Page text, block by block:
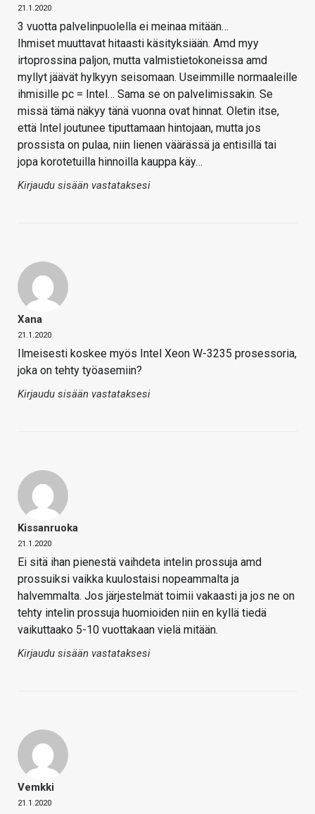
21.1.2020
3 vuotta palvelinpuolella ei meinaa mitään…
Ihmiset muuttavat hitaasti käsityksiään. Amd myy
irtoprossina paljon, mutta valmistietokoneissa amd
myllyt jäävät hylkyyn seisomaan. Useimmille normaaleille
ihmisille pc = Intel… Sama se on palvelimissakin. Se
missä tämä näkyy tänä vuonna ovat hinnat. Oletin itse,
että Intel joutunee tiputtamaan hintojaan, mutta jos
prossista on pulaa, niin lienen väärässä ja entisillä tai
jopa korotetuilla hinnoilla kauppa käy…
Kirjaudu sisään vastataksesi
Xana
21.1.2020
Ilmeisesti koskee myös Intel Xeon W-3235 prosessoria,
joka on tehty työasemiin?
Kirjaudu sisään vastataksesi
Kissanruoka
21.1.2020
Ei sitä ihan pienestä vaihdeta intelin prossuja amd
prossuiksi vaikka kuulostaisi nopeammalta ja
halvemmalta. Jos järjestelmät toimii vakaasti ja jos ne on
tehty intelin prossuja huomioiden niin en kyllä tiedä
vaikuttaako 5-10 vuottakaan vielä mitään.
Kirjaudu sisään vastataksesi
Vemkki
21.1.2020